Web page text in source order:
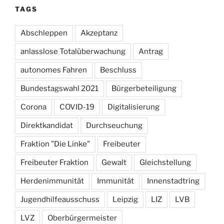
TAGS
Abschleppen Akzeptanz
anlasslose Totalüberwachung Antrag
autonomes Fahren Beschluss
Bundestagswahl 2021 Bürgerbeteiligung
Corona COVID-19 Digitalisierung
Direktkandidat Durchseuchung
Fraktion "Die Linke" Freibeuter
Freibeuter Fraktion Gewalt Gleichstellung
Herdenimmunität Immunität Innenstadtring
Jugendhilfeausschuss Leipzig LIZ LVB
LVZ Oberbürgermeister